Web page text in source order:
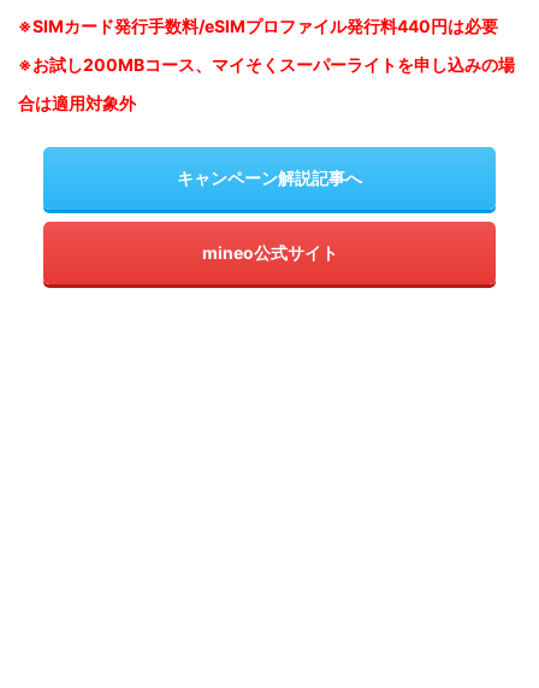
※SIMカード発行手数料/eSIMプロファイル発行料440円は必要
※お試し200MBコース、マイそくスーパーライトを申し込みの場
合は適用対象外
キャンペーン解説記事へ
mineo公式サイト